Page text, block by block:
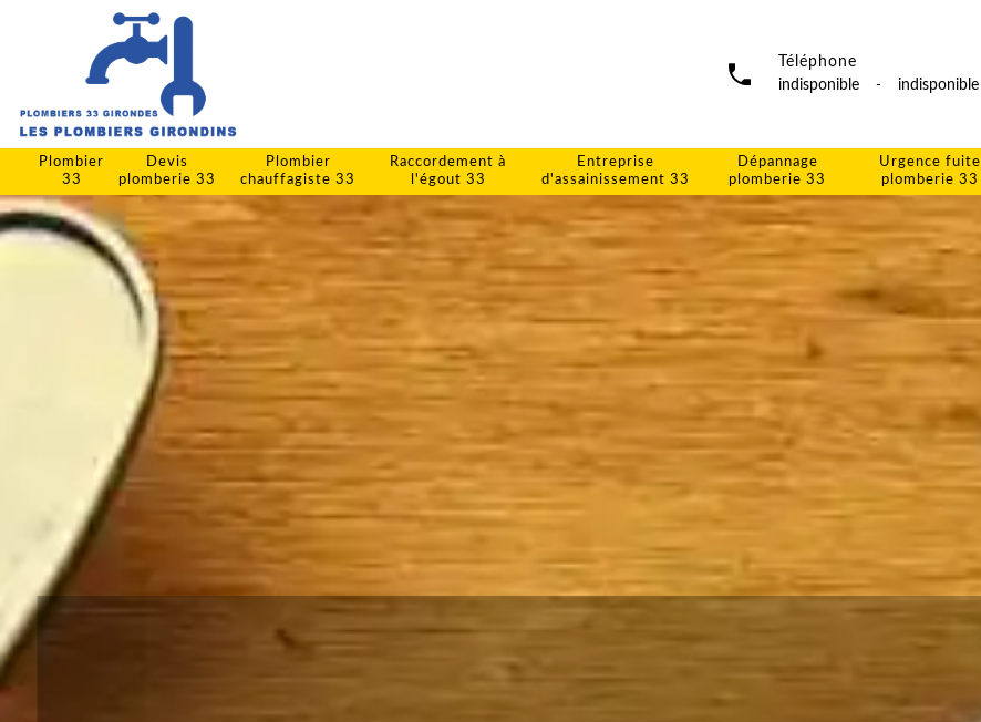
Téléphone
indisponible
- indisponible
Plombier
33
Devis
plomberie 33
Plombier
chauffagiste 33
Raccordement à
l'égout 33
Entreprise
d'assainissement 33
Dépannage
plomberie 33
Urgence fuite
plomberie 33